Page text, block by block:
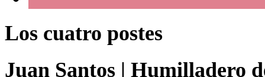
Los cuatro postes
Juan Santos | Humilladero